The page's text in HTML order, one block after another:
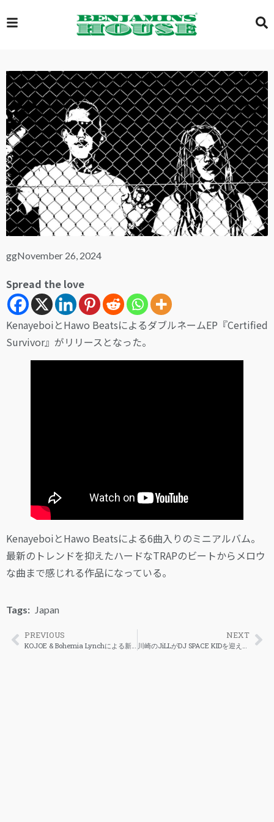
EXCLUSIVE
GLOBAL
VIDEOS
GALLERY
ggNovember 26, 2024
Spread the love
KenayeboiとHawo BeatsによるダブルネームEP『Certified
Survivor』がリリースとなった。
KenayeboiとHawo Beatsによる6曲入りのミニアルバム。
最新のトレンドを抑えたハードなTRAPのビートからメロウ
な曲まで感じれる作品になっている。
Tags: Japan
PREVIOUS NEXT